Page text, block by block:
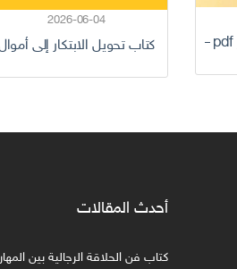
2026-06-04
كتاب تحويل الابتكار إلى
أحدث المقالات
كتاب فن الحلاقة الرجالية بين